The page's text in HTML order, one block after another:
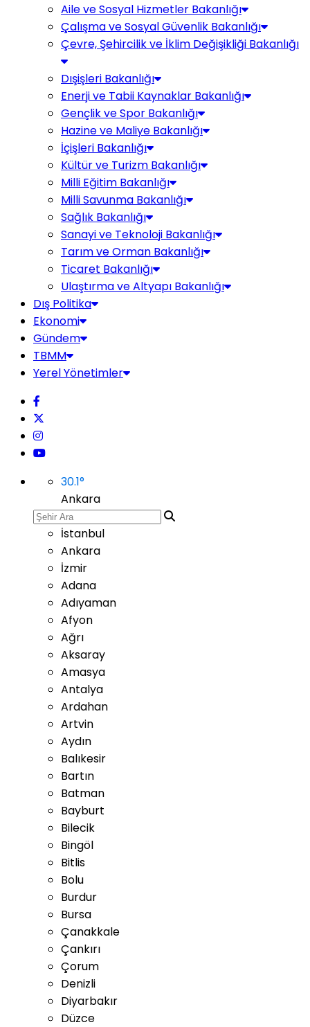
Aile ve Sosyal Hizmetler Bakanlığı
Çalışma ve Sosyal Güvenlik Bakanlığı
Çevre, Şehircilik ve İklim Değişikliği Bakanlığı
Dışişleri Bakanlığı
Enerji ve Tabii Kaynaklar Bakanlığı
Gençlik ve Spor Bakanlığı
Hazine ve Maliye Bakanlığı
İçişleri Bakanlığı
Kültür ve Turizm Bakanlığı
Milli Eğitim Bakanlığı
Milli Savunma Bakanlığı
Sağlık Bakanlığı
Sanayi ve Teknoloji Bakanlığı
Tarım ve Orman Bakanlığı
Ticaret Bakanlığı
Ulaştırma ve Altyapı Bakanlığı
Dış Politika
Ekonomi
Gündem
TBMM
Yerel Yönetimler
30.1°
Ankara
İstanbul
Ankara
İzmir
Adana
Adıyaman
Afyon
Ağrı
Aksaray
Amasya
Antalya
Ardahan
Artvin
Aydın
Balıkesir
Bartın
Batman
Bayburt
Bilecik
Bingöl
Bitlis
Bolu
Burdur
Bursa
Çanakkale
Çankırı
Çorum
Denizli
Diyarbakır
Düzce